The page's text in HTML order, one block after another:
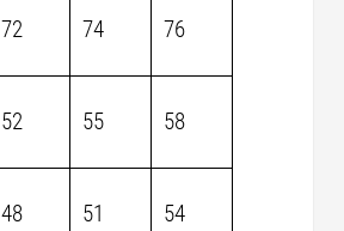
72 74 76
52 55 58
48 51 54